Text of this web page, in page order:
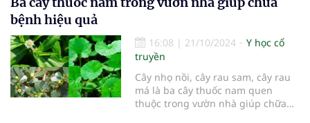
bệnh hiệu quả
16:08 | 21/10/2024
Y học cổ
truyền
Cây nhọ nồi, cây rau sam, cây rau
má là ba cây thuốc nam quen
thuộc trong vườn nhà giúp chữa